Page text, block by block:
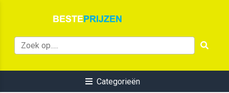
Categorieën